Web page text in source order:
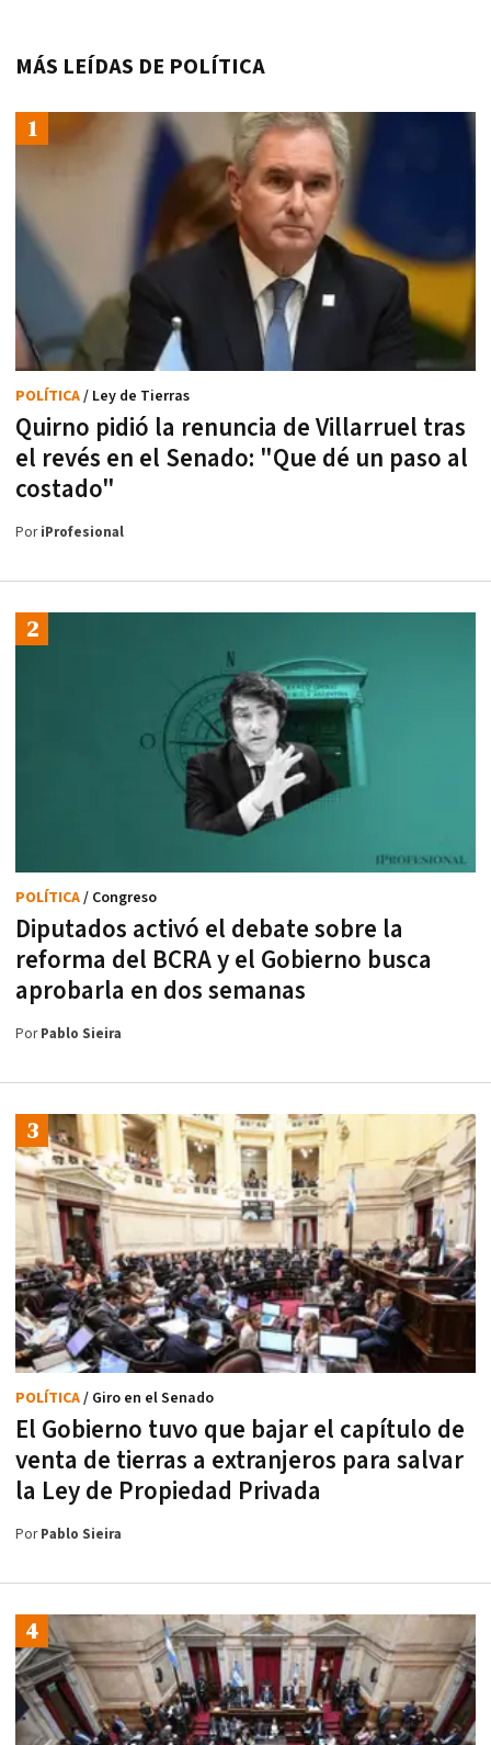
MÁS LEÍDAS DE POLÍTICA
Quirno pidió la renuncia de Villarruel tras
el revés en el Senado: "Que dé un paso al
costado"
POLÍTICA/ Ley de Tierras
PoriProfesional
Diputados activó el debate sobre la
reforma del BCRA y el Gobierno busca
aprobarla en dos semanas
POLÍTICA/ Congreso
PorPablo Sieira
El Gobierno tuvo que bajar el capítulo de
venta de tierras a extranjeros para salvar
la Ley de Propiedad Privada
POLÍTICA/ Giro en el Senado
PorPablo Sieira